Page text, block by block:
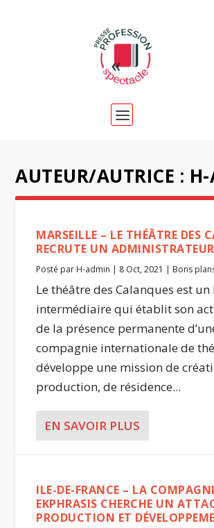
AUTEUR/AUTRICE :
MARSEILLE – LE THÉÂTRE DES
RECRUTE UN
Posté par H-admin | 8 Oct, 2021 | Bons
Le théâtre des Calanques est un
intermédiaire qui établit son
de la présence permanente
compagnie internationale de
développe une mission de
production, de résidence...
EN SAVOIR PLUS
ILE-DE-FRANCE – LA
EKPHRASIS CHERCHE UN
PRODUCTION ET